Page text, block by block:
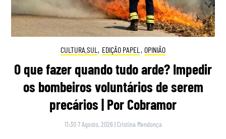
CULTURA.SUL , EDIÇÃO PAPEL , OPINIÃO
O que fazer quando tudo arde? Impedir
os bombeiros voluntários de serem
precários | Por Cobramor
11:30 7 Agosto, 2026 | Cristina Mendonça